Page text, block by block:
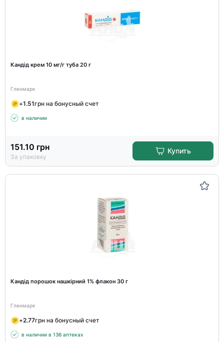
Кандід крем 10 мг/г туба 20 г
Гленмарк
+1.51грн на бонусный счет
в наличии
151.10 грн
За упаковку
Купить
Кандід порошок нашкірний 1% флакон 30 г
Гленмарк
+2.77грн на бонусный счет
в наличии в 136 аптеках